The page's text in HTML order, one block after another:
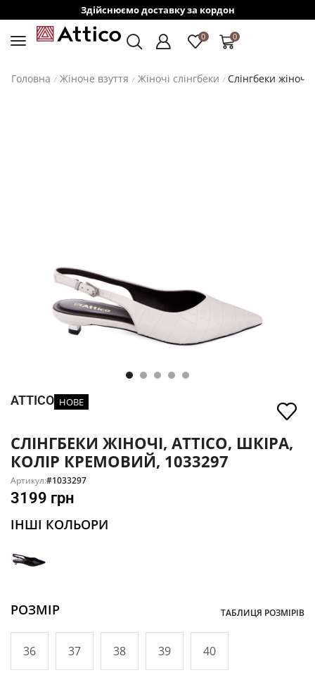
Здійснюємо доставку за кордон
0 0
Головна / Жіноче взуття / Жіночі слінгбеки / Слінгбеки
ATTICO НОВЕ
СЛІНГБЕКИ ЖІНОЧІ, ATTICO, ШКІРА,
КОЛІР КРЕМОВИЙ, 1033297
Артикул:#1033297
3199 грн
ІНШІ КОЛЬОРИ
РОЗМІР ТАБЛИЦЯ РОЗМІРІВ
36 37 38 39 40